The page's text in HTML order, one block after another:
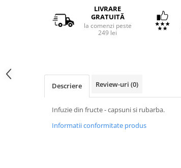
LIVRARE
GRATUITĂ
la comenzi peste
249 lei
Descriere Review-uri (0)
Infuzie din fructe - capsuni si rubarba.
Informatii conformitate produs